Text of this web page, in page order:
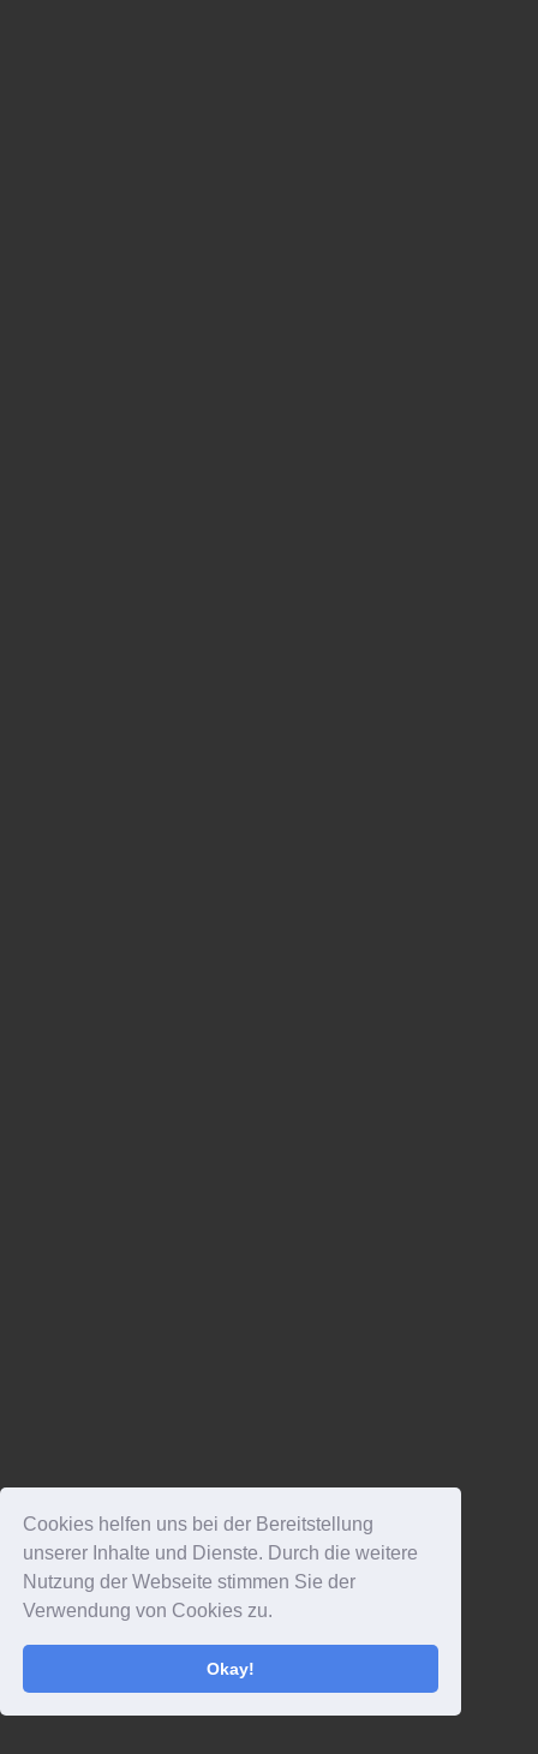
Cookies helfen uns bei der Bereitstellung
unserer Inhalte und Dienste. Durch die weitere
Nutzung der Webseite stimmen Sie der
Verwendung von Cookies zu.
Okay!